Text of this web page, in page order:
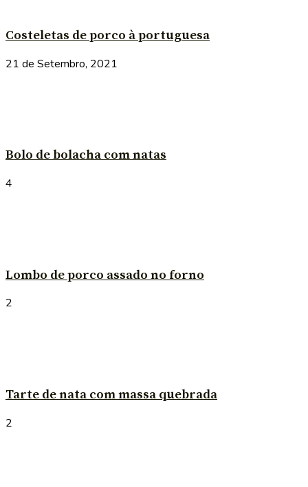
Costeletas de porco à portuguesa
21 de Setembro, 2021
Bolo de bolacha com natas
4
Lombo de porco assado no forno
2
Tarte de nata com massa quebrada
2